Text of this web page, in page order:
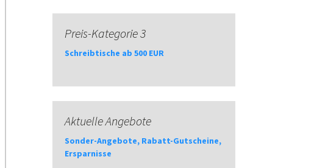
Preis-Kategorie 3
Schreibtische ab 500 EUR
Aktuelle Angebote
Sonder-Angebote, Rabatt-Gutscheine,
Ersparnisse